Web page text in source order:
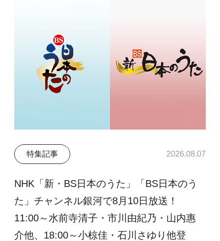
特集記事 2026.08.07
NHK「新・BS日本のうた」「BS日本のう
た」チャンネル銀河で8月10日放送！
11:00～水前寺清子・市川由紀乃・山内惠
介他、18:00～小椋佳・石川さゆり他登